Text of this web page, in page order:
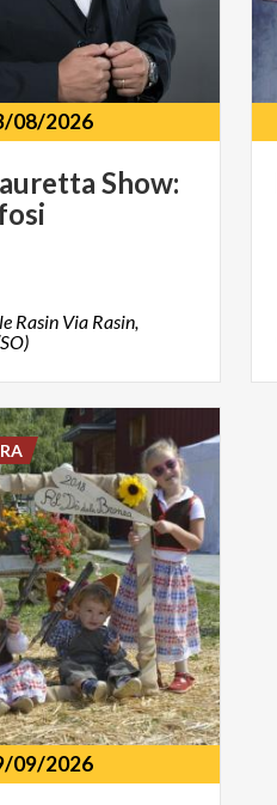
08/2026
Show:
Rasin Via Rasin,
09/2026